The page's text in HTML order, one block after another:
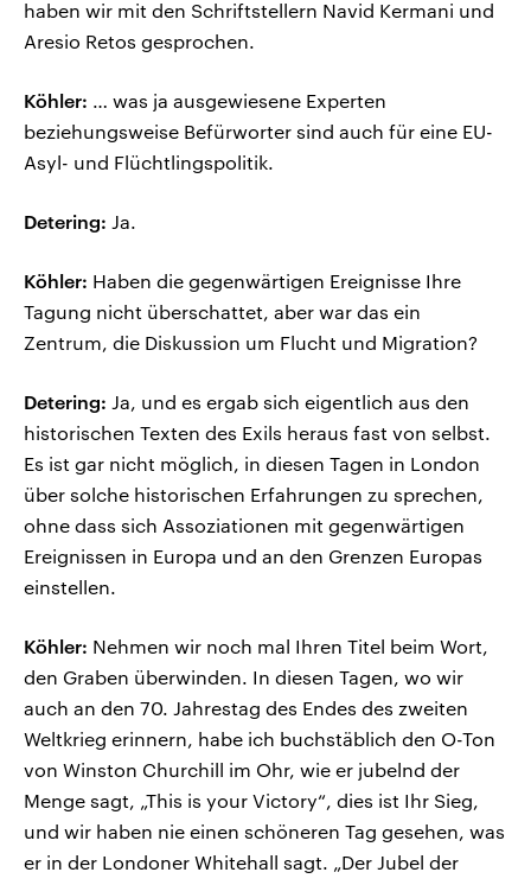
haben wir mit den Schriftstellern Navid Kermani und
Aresio Retos gesprochen.
Köhler: … was ja ausgewiesene Experten
beziehungsweise Befürworter sind auch für eine EU-
Asyl- und Flüchtlingspolitik.
Detering: Ja.
Köhler: Haben die gegenwärtigen Ereignisse Ihre
Tagung nicht überschattet, aber war das ein
Zentrum, die Diskussion um Flucht und Migration?
Detering: Ja, und es ergab sich eigentlich aus den
historischen Texten des Exils heraus fast von selbst.
Es ist gar nicht möglich, in diesen Tagen in London
über solche historischen Erfahrungen zu sprechen,
ohne dass sich Assoziationen mit gegenwärtigen
Ereignissen in Europa und an den Grenzen Europas
einstellen.
Köhler: Nehmen wir noch mal Ihren Titel beim Wort,
den Graben überwinden. In diesen Tagen, wo wir
auch an den 70. Jahrestag des Endes des zweiten
Weltkrieg erinnern, habe ich buchstäblich den O-Ton
von Winston Churchill im Ohr, wie er jubelnd der
Menge sagt, „This is your Victory“, dies ist Ihr Sieg,
und wir haben nie einen schöneren Tag gesehen, was
er in der Londoner Whitehall sagt. „Der Jubel der